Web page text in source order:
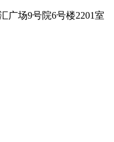
广场9号院6号楼2201室